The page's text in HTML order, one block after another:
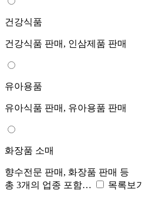
건강식품
건강식품 판매, 인삼제품 판매
유아용품
유아식품 판매, 유아용품 판매
화장품 소매
향수전문 판매, 화장품 판매 등
총 3개의 업종 포함…
목록보기